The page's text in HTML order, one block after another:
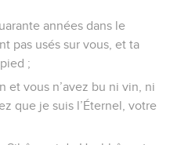
années dans le
pas usés sur vous, et ta
;
et vous n’avez bu ni vin, ni
que je suis l’Éternel, votre